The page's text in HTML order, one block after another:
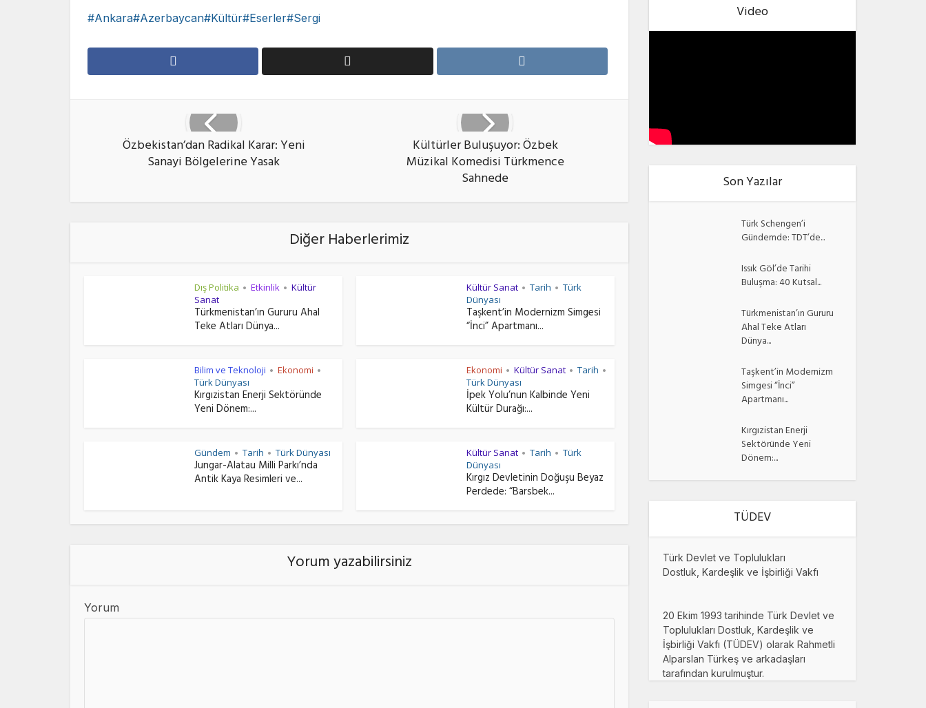
Ankara#Azerbaycan#Kültür#Eserler#Sergi
Özbekistan’dan Radikal Karar: Yeni
Sanayi Bölgelerine Yasak
Kültürler Buluşuyor: Özbek
Müzikal Komedisi Türkmence
Sahnede
Diğer Haberlerimiz
Dış Politika • Etkinlik • Kültür
Sanat
Türkmenistan’ın Gururu Ahal
Teke Atları Dünya...
Kültür Sanat • Tarih • Türk
Dünyası
Taşkent’in Modernizm Simgesi
“İnci” Apartmanı...
Bilim ve Teknoloji • Ekonomi •
Türk Dünyası
Kırgızistan Enerji Sektöründe
Yeni Dönem:...
Ekonomi • Kültür Sanat • Tarih •
Türk Dünyası
İpek Yolu’nun Kalbinde Yeni
Kültür Durağı:...
Gündem • Tarih • Türk Dünyası
Jungar-Alatau Milli Parkı’nda
Antik Kaya Resimleri ve...
Kültür Sanat • Tarih • Türk
Dünyası
Kırgız Devletinin Doğuşu Beyaz
Perdede: “Barsbek...
Yorum yazabilirsiniz
Yorum
Video
Son Yazılar
Türk Schengen’i
Gündemde: TDT’de...
Issık Göl’de Tarihi
Buluşma: 40 Kutsal...
Türkmenistan’ın Gururu
Ahal Teke Atları
Dünya...
Taşkent’in Modernizm
Simgesi “İnci”
Apartmanı...
Kırgızistan Enerji
Sektöründe Yeni
Dönem:...
TÜDEV
Türk Devlet ve Toplulukları
Dostluk, Kardeşlik ve İşbirliği Vakfı
20 Ekim 1993 tarihinde Türk Devlet ve
Toplulukları Dostluk, Kardeşlik ve
İşbirliği Vakfı (TÜDEV) olarak Rahmetli
Alparslan Türkeş ve arkadaşları
tarafından kurulmuştur.